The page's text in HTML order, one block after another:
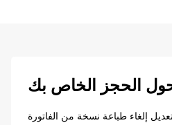
الحجز الخاص بك
إلغاء طباعة نسخة من الفاتورة